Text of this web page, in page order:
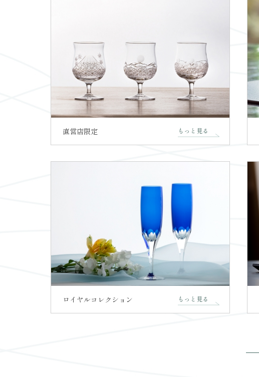
直営店限定 もっと見る
ロイヤルコレクション もっと見る